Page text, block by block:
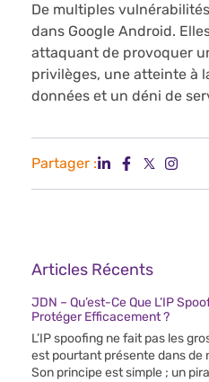
De multiples
dans Google Android.
attaquant de provoquer
privilèges, une atteinte à
données et un déni de
Partager :
Articles Récents
JDN – Qu’est-Ce Que L’IP
Protéger Efficacement ?
L’IP spoofing ne fait pas les
est pourtant présente dans
Son principe est simple ; un